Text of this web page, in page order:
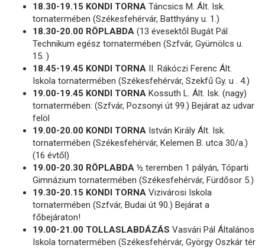
18.30-19.15 KONDI TORNA Táncsics M. Ált. Isk.
tornatermében (Székesfehérvár, Batthyány u. 1.)
18.30-20.00 RÖPLABDA (13 évesektől Bugát Pál
Technikum egész tornatermében (Szfvár, Gyümölcs u.
15. )
18.45-19.45 KONDI TORNA II. Rákóczi Ferenc Ált.
Iskola tornatermében (Székesfehérvár, Szekfű Gy. u . 4.)
19.00-19.45 KONDI TORNA Kossuth L. Ált. Isk. (nagy)
tornatermében: (Szfvár, Pozsonyi út 99.) Bejárat az udvar
felöl
19.00-20.00 KONDI TORNA István Király Ált. Isk.
tornatermében (Székesfehérvár, Kelemen B. utca 30/a.)
(16 évtől)
19.00-20.30 RÖPLABDA ½ teremben 1 pályán, Tóparti
Gimnázium tornatermében (Székesfehérvár, Fürdősor 5.)
19.30-20.15 KONDI TORNA Vizivárosi Iskola
tornatermében (Szfvár, Budai út 90.) Bejárat a
főbejáraton!
19.00-21.00 TOLLASLABDÁZÁS Vasvári Pál Általános
Iskola tornatermében (Székesfehérvár, György Oszkár tér